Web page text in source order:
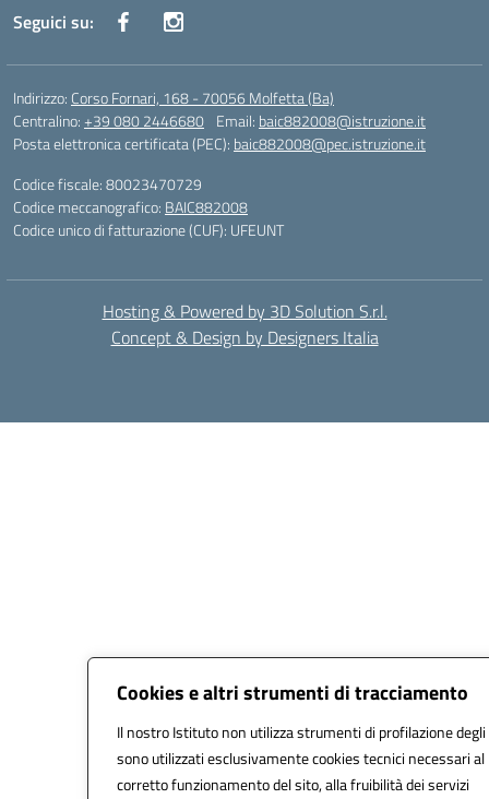
Cookies e altri strumenti di tracciamento
Il nostro Istituto non utilizza strumenti di profilazione
sono utilizzati esclusivamente cookies tecnici necessari al
corretto funzionamento del sito, alla fruibilità dei servizi
Seguici su:
Indirizzo: Corso Fornari, 168 - 70056 Molfetta (Ba)
Centralino:+39 080 2446680 Email: baic882008@istruzione.it
Posta elettronica certificata (PEC): baic882008@pec.istruzione.it
Codice fiscale: 80023470729
Codice meccanografico: BAIC882008
Codice unico di fatturazione (CUF): UFEUNT
Hosting & Powered by 3D Solution S.r.l.
Concept & Design by Designers Italia